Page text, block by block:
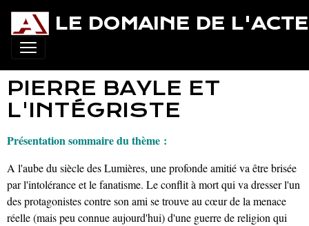
LE DOMAINE DE
PIERRE BAYLE ET
L'INTÉGRISTE
Présentation sommaire du thème :
A l'aube du siècle des Lumières, une profonde amitié va être brisée
par l'intolérance et le fanatisme. Le conflit à mort qui va dresser l'un
des protagonistes contre son ami se trouve au cœur de la menace
réelle (mais peu connue aujourd'hui) d'une guerre de religion qui